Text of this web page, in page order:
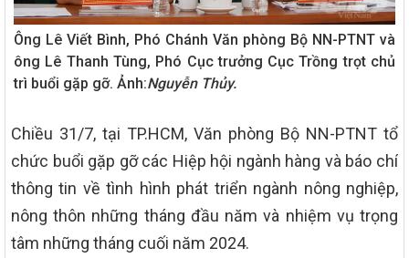
Ông Lê Viết Bình, Phó Chánh Văn phòng Bộ NN-PTNT và
ông Lê Thanh Tùng, Phó Cục trưởng Cục Trồng trọt chủ
trì buổi gặp gỡ. Ảnh:Nguyễn Thủy.
Chiều 31/7, tại TP.HCM, Văn phòng Bộ NN-PTNT tổ
chức buổi gặp gỡ các Hiệp hội ngành hàng và báo chí
thông tin về tình hình phát triển ngành nông nghiệp,
nông thôn những tháng đầu năm và nhiệm vụ trọng
tâm những tháng cuối năm 2024.